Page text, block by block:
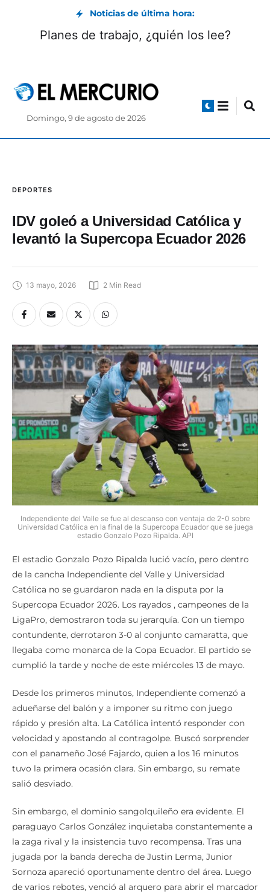
Noticias de última hora:
Planes de trabajo, ¿quién los lee?
Domingo, 9 de agosto de 2026
DEPORTES
IDV goleó a Universidad Católica y
levantó la Supercopa Ecuador 2026
13 mayo, 2026 2 Min Read
Independiente del Valle se fue al descanso con ventaja de 2-0 sobre
Universidad Católica en la final de la Supercopa Ecuador que se juega
estadio Gonzalo Pozo Ripalda. API
El estadio Gonzalo Pozo Ripalda lució vacío, pero dentro
de la cancha Independiente del Valle y Universidad
Católica no se guardaron nada en la disputa por la
Supercopa Ecuador 2026. Los rayados , campeones de la
LigaPro, demostraron toda su jerarquía. Con un tiempo
contundente, derrotaron 3-0 al conjunto camaratta, que
llegaba como monarca de la Copa Ecuador. El partido se
cumplió la tarde y noche de este miércoles 13 de mayo.
Desde los primeros minutos, Independiente comenzó a
adueñarse del balón y a imponer su ritmo con juego
rápido y presión alta. La Católica intentó responder con
velocidad y apostando al contragolpe. Buscó sorprender
con el panameño José Fajardo, quien a los 16 minutos
tuvo la primera ocasión clara. Sin embargo, su remate
salió desviado.
Sin embargo, el dominio sangolquileño era evidente. El
paraguayo Carlos González inquietaba constantemente a
la zaga rival y la insistencia tuvo recompensa. Tras una
jugada por la banda derecha de Justin Lerma, Junior
Sornoza apareció oportunamente dentro del área. Luego
de varios rebotes, venció al arquero para abrir el marcador